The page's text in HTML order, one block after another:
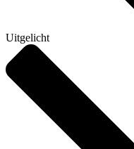
Uitgelicht